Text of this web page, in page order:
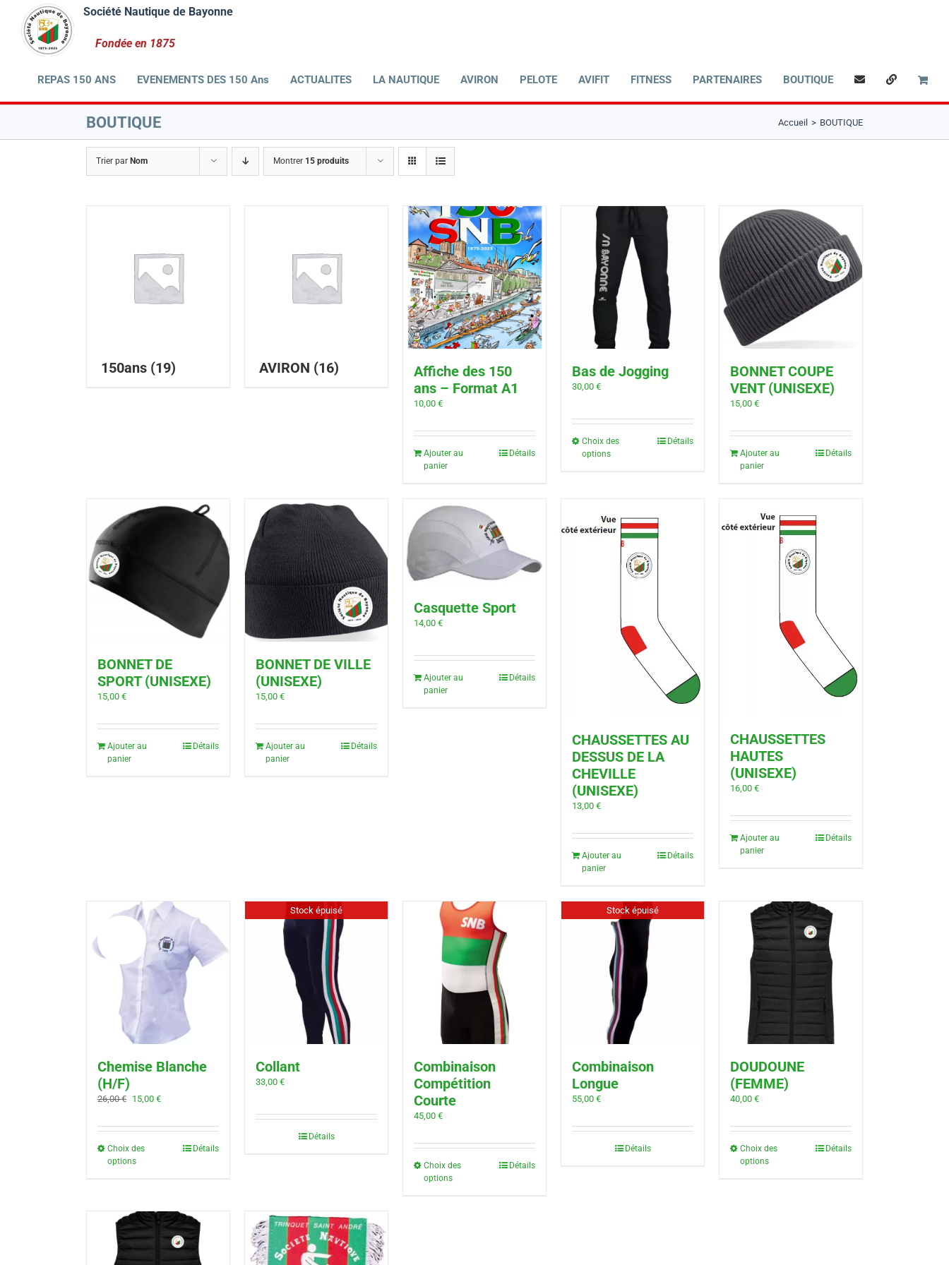
contenu
REPAS 150 ANS EVENEMENTS DES 150 Ans ACTUALITES LA NAUTIQUE AVIRON PELOTE AVIFIT FITNESS PARTENAIRES BOUTIQUE
BOUTIQUE Accueil BOUTIQUE
Trier par Nom Montrer 15 produits
150ans (19) AVIRON (16)
Affiche des 150
ans – Format A1
10,00 €
Ajouter au
panier
Détails
Bas de Jogging
30,00 €
Choix des
options
Détails
BONNET COUPE
VENT (UNISEXE)
15,00 €
Ajouter au
panier
Détails
BONNET DE
SPORT (UNISEXE)
15,00 €
Ajouter au
panier
Détails
BONNET DE VILLE
(UNISEXE)
15,00 €
Ajouter au
panier
Détails
Casquette Sport
14,00 €
Ajouter au
panier
Détails
CHAUSSETTES AU
DESSUS DE LA
CHEVILLE
(UNISEXE)
13,00 €
Ajouter au
panier
Détails
CHAUSSETTES
HAUTES
(UNISEXE)
16,00 €
Ajouter au
panier
Détails
Chemise Blanche
(H/F)
26,00€ Le
initial
26,00 €.
15,00 €Le
actuel
15,00 €.
Choix des
options
Détails
Stock épuisé
Collant
33,00 €
Détails
Combinaison
Compétition
Courte
45,00 €
Choix des
options
Détails
Stock épuisé
Combinaison
Longue
55,00 €
Détails
DOUDOUNE
(FEMME)
40,00 €
Choix des
options
Détails